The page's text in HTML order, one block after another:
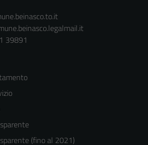
39891
(fino al 2021)